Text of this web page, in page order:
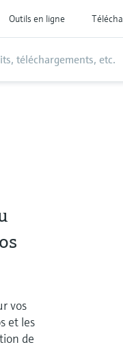
Outils en ligne
vos
et les
de